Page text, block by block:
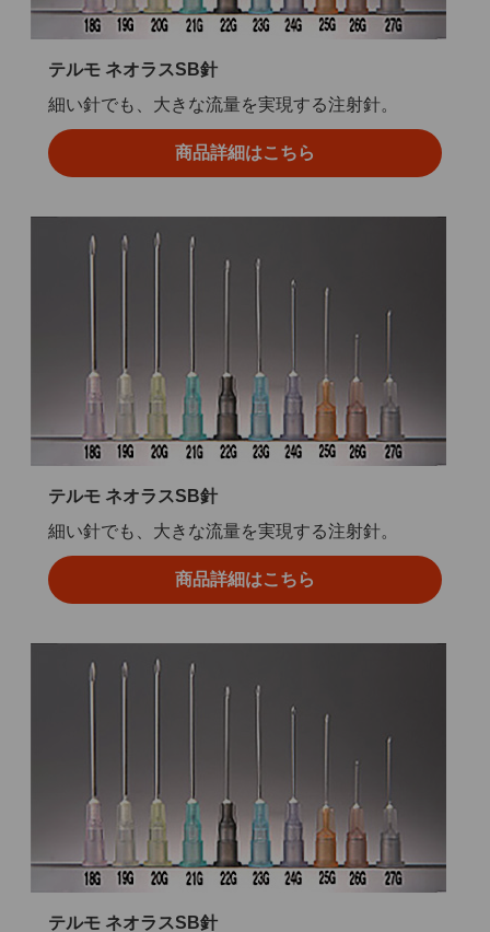
テルモ ネオラスSB針
細い針でも、大きな流量を実現する注射針。
商品詳細はこちら
テルモ ネオラスSB針
細い針でも、大きな流量を実現する注射針。
商品詳細はこちら
テルモ ネオラスSB針